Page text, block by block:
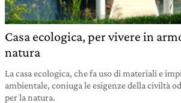
Casa ecologica, per vivere in
natura
La casa ecologica, che fa uso di materiali e
ambientale, coniuga le esigenze della civiltà
per la natura.